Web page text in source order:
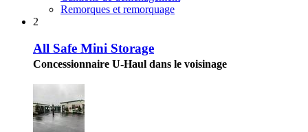
Remorques et remorquage
2
All Safe Mini Storage
Concessionnaire U-Haul dans le voisinage